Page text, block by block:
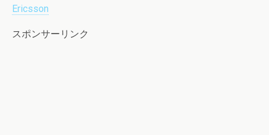
Ericsson
スポンサーリンク